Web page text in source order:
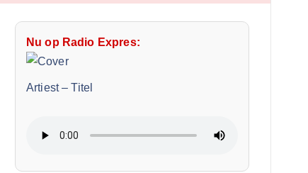
Nu op Radio Expres:
Artiest–Titel